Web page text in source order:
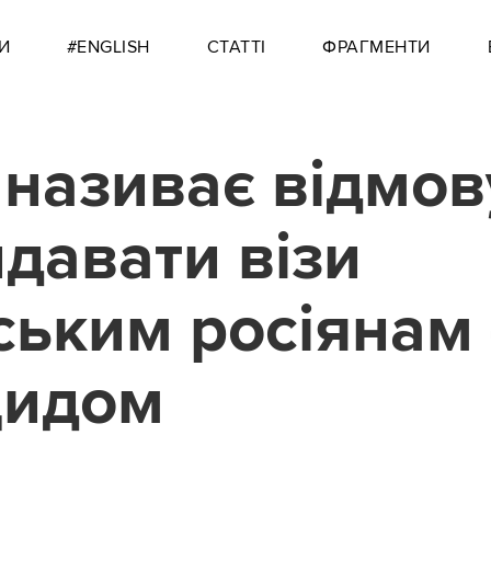
#ENGLISH СТАТТІ ФРАГМЕНТИ
візи
росіянам